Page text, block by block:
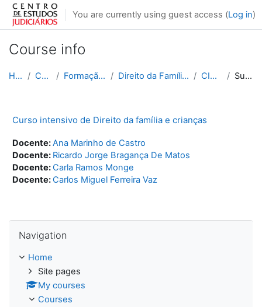
Skip to main content
You are currently using guest access (Log in)
Course info
Home Courses Formação Contínua Direito da Família e das Crianças CIDFC004 Summary
Curso intensivo de Direito da família e crianças
Docente:Ana Marinho de Castro
Docente: Ricardo Jorge Bragança De Matos
Docente:Carla Ramos Monge
Docente:Carlos Miguel Ferreira Vaz
Navigation
Home
Site pages
My courses
Courses